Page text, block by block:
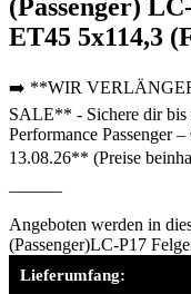
(Passenger)
ET45 5x114,3
➡️ **WIR
SALE** - Sichere dir
Performance Passenger
13.08.26** (Preise
Angeboten werden in
(Passenger)LC-P17
Lieferumfang: